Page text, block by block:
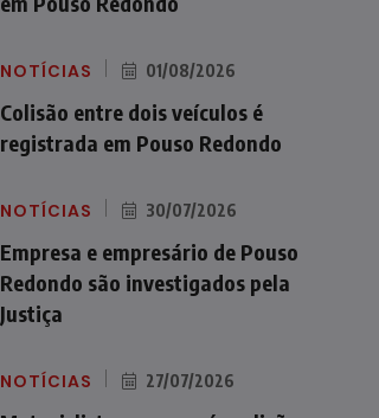
NOTÍCIAS 01/08/2026
Colisão entre dois veículos é
registrada em Pouso Redondo
NOTÍCIAS 30/07/2026
Empresa e empresário de Pouso
Redondo são investigados pela
Justiça
NOTÍCIAS 27/07/2026